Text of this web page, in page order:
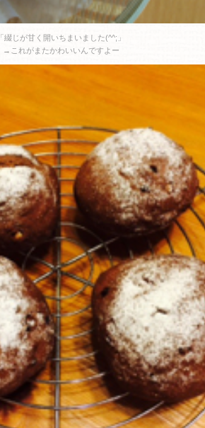
「綴じが甘く開いちまいました(^^;」
→これがまたかわいいんですよー